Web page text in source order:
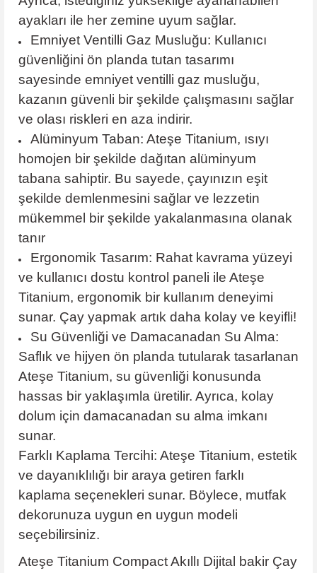
ayakları ile her zemine uyum sağlar.
Emniyet Ventilli Gaz Musluğu: Kullanıcı
güvenliğini ön planda tutan tasarımı
sayesinde emniyet ventilli gaz musluğu,
kazanın güvenli bir şekilde çalışmasını sağlar
ve olası riskleri en aza indirir.
Alüminyum Taban: Ateşe Titanium, ısıyı
homojen bir şekilde dağıtan alüminyum
tabana sahiptir. Bu sayede, çayınızın eşit
şekilde demlenmesini sağlar ve lezzetin
mükemmel bir şekilde yakalanmasına olanak
tanır
Ergonomik Tasarım: Rahat kavrama yüzeyi
ve kullanıcı dostu kontrol paneli ile Ateşe
Titanium, ergonomik bir kullanım deneyimi
sunar. Çay yapmak artık daha kolay ve keyifli!
Su Güvenliği ve Damacanadan Su Alma:
Saflık ve hijyen ön planda tutularak tasarlanan
Ateşe Titanium, su güvenliği konusunda
hassas bir yaklaşımla üretilir. Ayrıca, kolay
dolum için damacanadan su alma imkanı
sunar.
Farklı Kaplama Tercihi: Ateşe Titanium, estetik
ve dayanıklılığı bir araya getiren farklı
kaplama seçenekleri sunar. Böylece, mutfak
dekorunuza uygun en uygun modeli
seçebilirsiniz.
Ateşe Titanium Compact Akıllı Dijital bakir Çay